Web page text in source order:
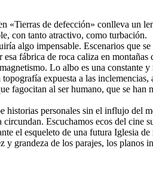
«Tierras de defección» conlleva un
con tanto atractivo, como turbación.
algo impensable. Escenarios que
fábrica de roca caliza en
Lo albo es una
expuesta a las
fagocitan al ser humano, que se
historias personales sin el influjo del
Escuchamos ecos del
el esqueleto de una futura Iglesia
y grandeza de los parajes, los planos